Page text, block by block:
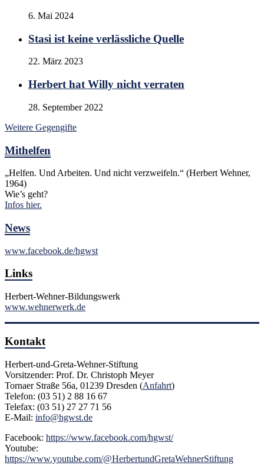
6. Mai 2024
Stasi ist keine verlässliche Quelle
22. März 2023
Herbert hat Willy nicht verraten
28. September 2022
Weitere Gegengifte
Mithelfen
„Helfen. Und Arbeiten. Und nicht verzweifeln.“ (Herbert Wehner,
1964)
Wie’s geht?
Infos hier.
News
www.facebook.de/hgwst
Links
Herbert-Wehner-Bildungswerk
www.wehnerwerk.de
Kontakt
Herbert-und-Greta-Wehner-Stiftung
Vorsitzender: Prof. Dr. Christoph Meyer
Tornaer Straße 56a, 01239 Dresden (Anfahrt)
Telefon: (03 51) 2 88 16 67
Telefax: (03 51) 27 27 71 56
E-Mail: info@hgwst.de
Facebook: https://www.facebook.com/hgwst/
Youtube:
https://www.youtube.com/@HerbertundGretaWehnerStiftung